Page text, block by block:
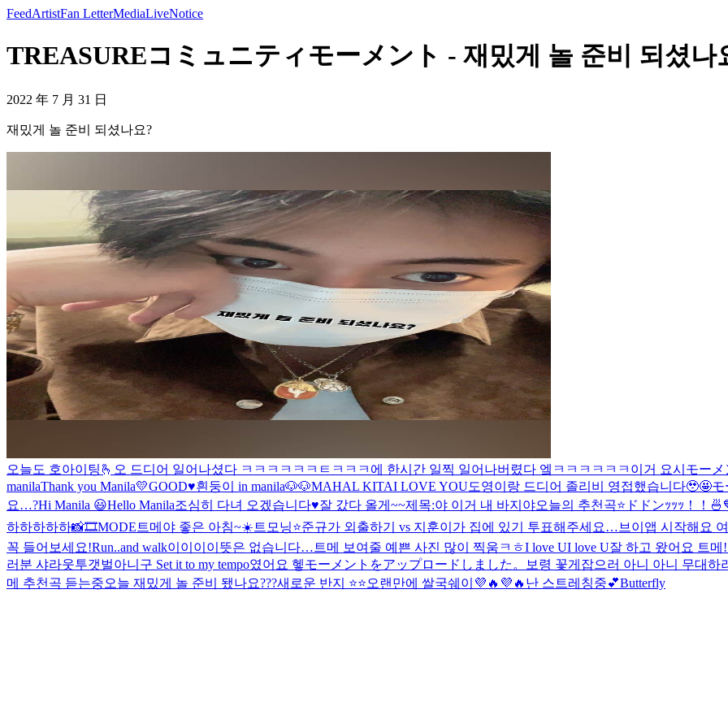
FeedArtistFan LetterMediaLiveNotice
TREASUREコミュニティモーメント - 재밌게 놀 준비 되셨나
2022 年 7 月 31 日
재밌게 놀 준비 되셨나요?
오늘도 호아이팅🫰 오 드디어 일어나셨다 ㅋㅋㅋㅋㅋㅋㅌㅋㅋㅋ 에 한시간 일찍 일어나버렸다 엨ㅋㅋㅋㅋㅋㅋ이거 요시 モー
manilaThank you Manila💛GOOD♥️흰둥이 in manila🐶🐶MAHAL KITAI LOVE YOU도영이랑 드디어 졸리비 영접했습니다🥹🤩モ
요…?Hi Manila 😃Hello Manila조심히 다녀 오겠습니다♥️잘 갔다 올게~~제목:야 이거 내 바지야오늘의 추천곡⭐️ ドドンｯｯｯ！！🍜
하하하하하📸🎞MODE 트메야 좋은 아침~☀️ 트모닝⭐️준규가 외출하기 vs 지훈이가 집에 있기 투표해주세요… 브이앱 시작해요
꼭 들어보세요!Run..and walk이이이이뜻은 없습니다… 트메 보여줄 예쁜 사진 많이 찍움ㅋㅎI love UI love U잘 하고 왔어요 트
러분 샤라웃투갯벌아니구 Set it to my tempo였어요 헿モーメントをアップロードしました。
보령 꽃게잡으러 아니 아니 무대
메 추천곡 듣는중오늘 재밌게 놀 준비 됐나요???새로운 반지 ⭐️⭐️오랜만에 쌀국쉐이💜🔥💜🔥 난 스트레칭중💕Butterfly